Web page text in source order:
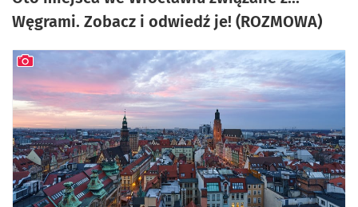
Węgrami. Zobacz i odwiedź je! (ROZMOWA)